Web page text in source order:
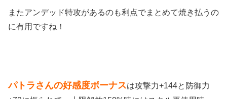
またアンデッド特攻があるのも利点でまとめて焼き払うの
に有用ですね！
パトラさんの好感度ボーナスは攻撃力+144と防御力